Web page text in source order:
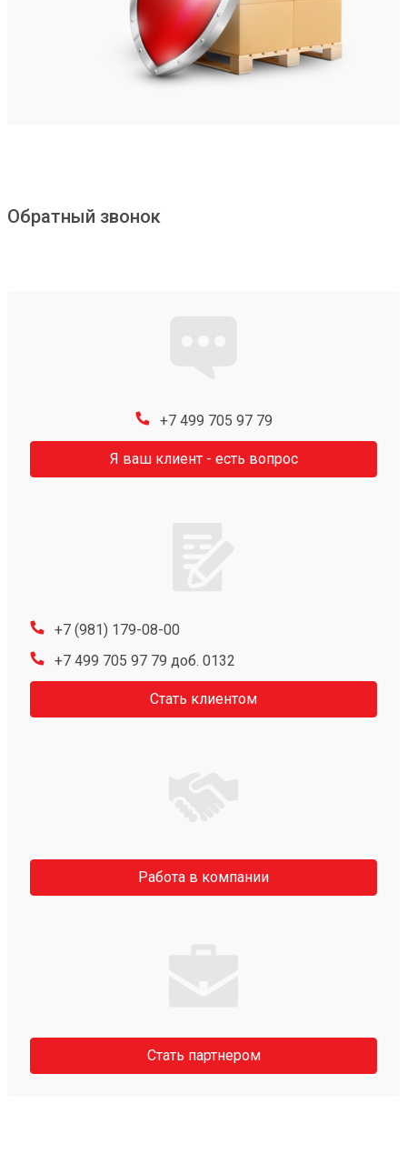
Обратный звонок
+7 499 705 97 79
Я ваш клиент - есть вопрос
+7 (981) 179-08-00
+7 499 705 97 79 доб. 0132
Стать клиентом
Работа в компании
Стать партнером